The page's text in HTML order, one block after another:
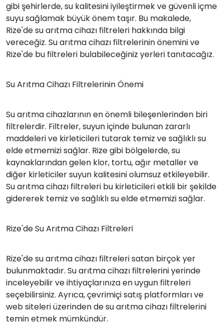
gibi şehirlerde, su kalitesini iyileştirmek ve güvenli içme
suyu sağlamak büyük önem taşır. Bu makalede,
Rize'de su arıtma cihazı filtreleri hakkında bilgi
vereceğiz. Su arıtma cihazı filtrelerinin önemini ve
Rize'de bu filtreleri bulabileceğiniz yerleri tanıtacağız.
Su Arıtma Cihazı Filtrelerinin Önemi
Su arıtma cihazlarının en önemli bileşenlerinden biri
filtrelerdir. Filtreler, suyun içinde bulunan zararlı
maddeleri ve kirleticileri tutarak temiz ve sağlıklı su
elde etmemizi sağlar. Rize gibi bölgelerde, su
kaynaklarından gelen klor, tortu, ağır metaller ve
diğer kirleticiler suyun kalitesini olumsuz etkileyebilir.
Su arıtma cihazı filtreleri bu kirleticileri etkili bir şekilde
gidererek temiz ve sağlıklı su elde etmemizi sağlar.
Rize'de Su Arıtma Cihazı Filtreleri
Rize'de su arıtma cihazı filtreleri satan birçok yer
bulunmaktadır. Su arıtma cihazı filtrelerini yerinde
inceleyebilir ve ihtiyaçlarınıza en uygun filtreleri
seçebilirsiniz. Ayrıca, çevrimiçi satış platformları ve
web siteleri üzerinden de su arıtma cihazı filtrelerini
temin etmek mümkündür.